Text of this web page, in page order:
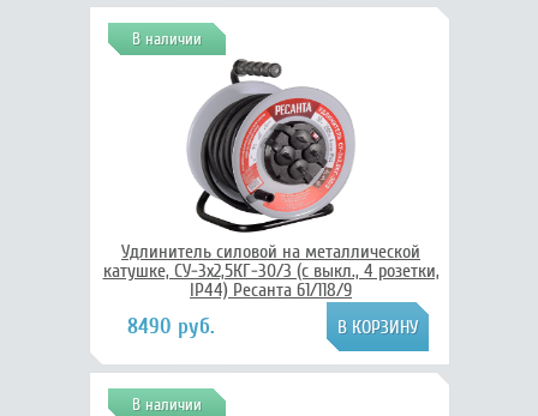
В наличии
Удлинитель силовой на металлической
катушке, СУ-3х2,5КГ-30/3 (с выкл., 4 розетки,
IP44) Ресанта 61/118/9
8490 руб.
В наличии